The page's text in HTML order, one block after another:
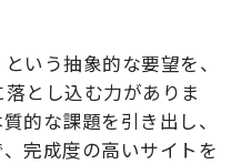
いう抽象的な要望を、
とし込む力がありま
的な課題を引き出し、
完成度の高いサイトを